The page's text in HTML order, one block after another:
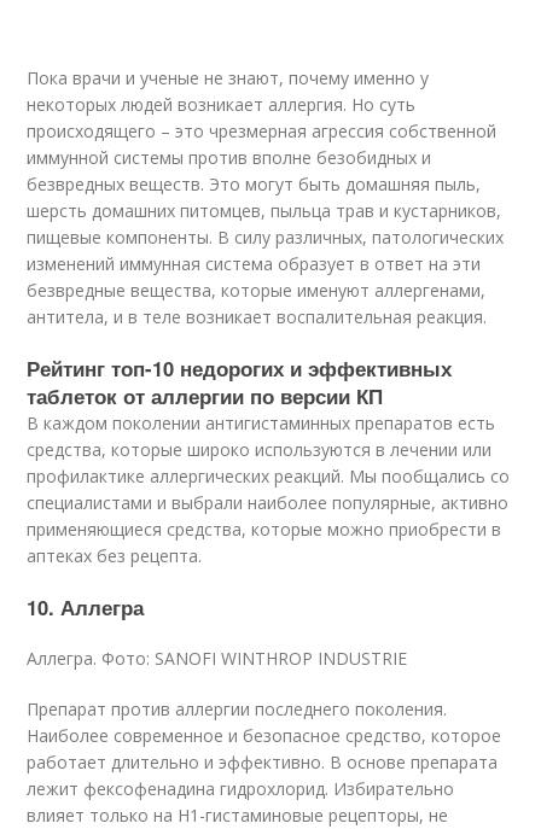
Пока врачи и ученые не знают, почему именно у
некоторых людей возникает аллергия. Но суть
происходящего – это чрезмерная агрессия собственной
иммунной системы против вполне безобидных и
безвредных веществ. Это могут быть домашняя пыль,
шерсть домашних питомцев, пыльца трав и кустарников,
пищевые компоненты. В силу различных, патологических
изменений иммунная система образует в ответ на эти
безвредные вещества, которые именуют аллергенами,
антитела, и в теле возникает воспалительная реакция.
Рейтинг топ-10 недорогих и эффективных
таблеток от аллергии по версии КП
В каждом поколении антигистаминных препаратов есть
средства, которые широко используются в лечении или
профилактике аллергических реакций. Мы пообщались со
специалистами и выбрали наиболее популярные, активно
применяющиеся средства, которые можно приобрести в
аптеках без рецепта.
10. Аллегра
Аллегра. Фото: SANOFI WINTHROP INDUSTRIE
Препарат против аллергии последнего поколения.
Наиболее современное и безопасное средство, которое
работает длительно и эффективно. В основе препарата
лежит фексофенадина гидрохлорид. Избирательно
влияет только на Н1-гистаминовые рецепторы, не